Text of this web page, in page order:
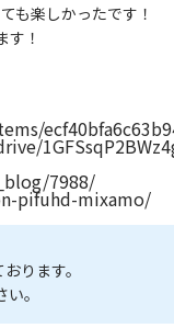
も楽しかったです！
！
7988/
pifuhd-mixamo/
ります。
。